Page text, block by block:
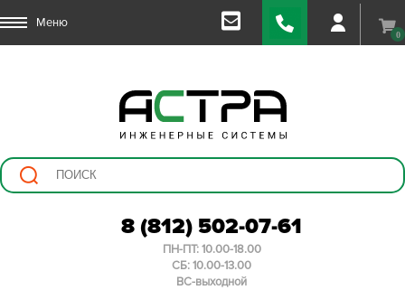
Меню
0
8 (812) 502-07-61
ПН-ПТ: 10.00-18.00
СБ: 10.00-13.00
ВС-выходной